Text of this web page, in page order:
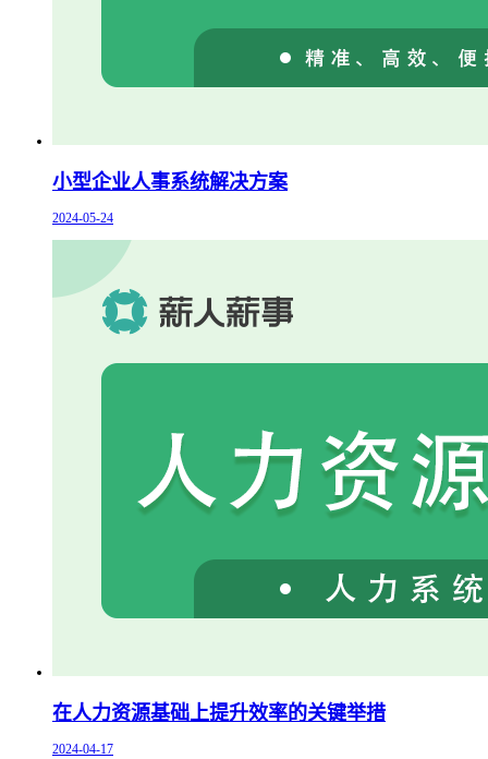
小型企业人事系统解决方案
2024-05-24
在人力资源基础上提升效率的关键举措
2024-04-17